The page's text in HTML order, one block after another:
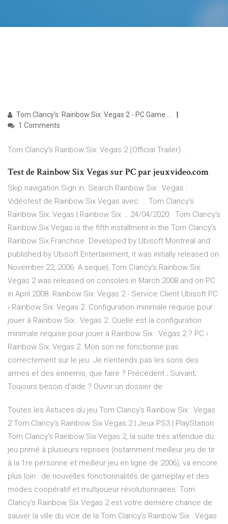
Tom Clancy's: Rainbow Six: Vegas 2 - PC Game …
1 Comments
Tom Clancy's Rainbow Six: Vegas 2 (Official Trailer) …
Test de Rainbow Six Vegas sur PC par jeuxvideo.com
Skip navigation Sign in. Search Rainbow Six : Vegas :
Vidéotest de Rainbow Six Vegas avec ... Tom Clancy's
Rainbow Six: Vegas | Rainbow Six … 24/04/2020 · Tom Clancy's
Rainbow Six Vegas is the fifth installment in the Tom Clancy's
Rainbow Six Franchise. Developed by Ubisoft Montreal and
published by Ubisoft Entertainment, it was initially released on
November 22, 2006. A sequel, Tom Clancy's Rainbow Six:
Vegas 2 was released on consoles in March 2008 and on PC
in April 2008. Rainbow Six: Vegas 2 - Service Client Ubisoft PC
› Rainbow Six: Vegas 2. Configuration minimale requise pour
jouer à Rainbow Six : Vegas 2. Quelle est la configuration
minimale requise pour jouer à Rainbow Six : Vegas 2 ? PC ›
Rainbow Six: Vegas 2. Mon son ne fonctionne pas
correctement sur le jeu. Je n'entends pas les sons des
armes et des ennemis, que faire ? Précédent ; Suivant;
Toujours besoin d'aide ? Ouvrir un dossier de
Toutes les Astuces du jeu Tom Clancy's Rainbow Six : Vegas
2 Tom Clancy's Rainbow Six Vegas 2 | Jeux PS3 | PlayStation
Tom Clancy's Rainbow Six Vegas 2, la suite très attendue du
jeu primé à plusieurs reprises (notamment meilleur jeu de tir
à la 1re personne et meilleur jeu en ligne de 2006), va encore
plus loin : de nouvelles fonctionnalités de gameplay et des
modes coopératif et multijoueur révolutionnaires. Tom
Clancy's Rainbow Six Vegas 2 est votre dernière chance de
sauver la ville du vice de la Tom Clancy's Rainbow Six : Vegas